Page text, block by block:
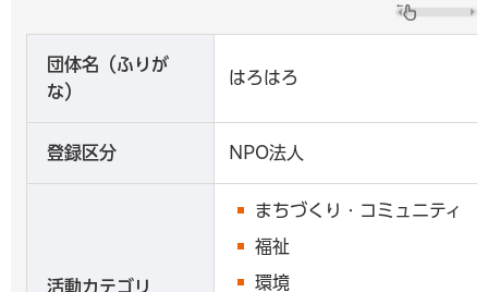
団体名（ふりが
な）
はろはろ
登録区分 NPO法人
活動カテゴリ
まちづくり・コミュニティ
福祉
環境